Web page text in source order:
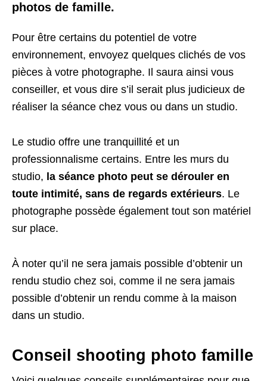
photos de famille.
Pour être certains du potentiel de votre
environnement, envoyez quelques clichés de vos
pièces à votre photographe. Il saura ainsi vous
conseiller, et vous dire s’il serait plus judicieux de
réaliser la séance chez vous ou dans un studio.
Le studio offre une tranquillité et un
professionnalisme certains. Entre les murs du
studio, la séance photo peut se dérouler en
toute intimité, sans de regards extérieurs. Le
photographe possède également tout son matériel
sur place.
À noter qu’il ne sera jamais possible d’obtenir un
rendu studio chez soi, comme il ne sera jamais
possible d’obtenir un rendu comme à la maison
dans un studio.
Conseil shooting photo famille